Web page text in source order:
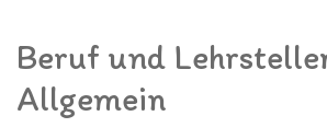
Beruf und
Allgemein